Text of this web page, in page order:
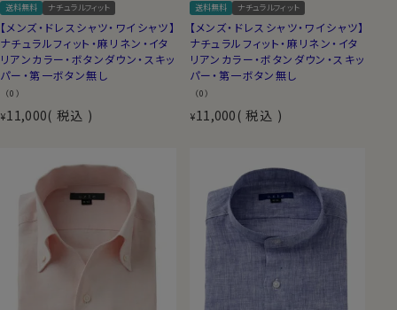
送料無料 ナチュラルフィット
【メンズ・ドレスシャツ・ワイシャツ】
ナチュラルフィット・麻リネン・イタ
リアンカラー・ボタンダウン・スキッ
パー・第一ボタン無し
（0）
¥11,000 税込
送料無料 ナチュラルフィット
【メンズ・ドレスシャツ・ワイシャツ】
ナチュラルフィット・麻リネン・イタ
リアンカラー・ボタンダウン・スキッ
パー・第一ボタン無し
（0）
¥11,000 税込